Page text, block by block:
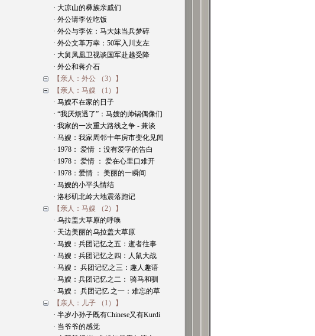
· 大凉山的彝族亲戚们
· 外公请李佐吃饭
· 外公与李佐：马大妹当兵梦碎
· 外公文革万幸：50军入川支左
· 大舅凤凰卫视谈国军赴越受降
· 外公和蒋介石
【亲人：外公 （3）】
【亲人：马嫂 （1）】
· 马嫂不在家的日子
· “我厌烦透了”：马嫂的帅锅偶像们
· 我家的一次重大路线之争 - 兼谈
· 马嫂：我家周邻十年房市变化见闻
· 1978： 爱情 ：没有爱字的告白
· 1978： 爱情 ： 爱在心里口难开
· 1978：爱情 ： 美丽的一瞬间
· 马嫂的小平头情结
· 洛杉矶北岭大地震落跑记
【亲人：马嫂 （2）】
· 乌拉盖大草原的呼唤
· 天边美丽的乌拉盖大草原
· 马嫂：兵团记忆之五：逝者往事
· 马嫂：兵团记忆之四：人鼠大战
· 马嫂： 兵团记忆之三：趣人趣语
· 马嫂：兵团记忆之二： 骑马和驯
· 马嫂： 兵团记忆 之一：难忘的草
【亲人：儿子 （1）】
· 半岁小孙子既有Chinese又有Kurdi
· 当爷爷的感觉